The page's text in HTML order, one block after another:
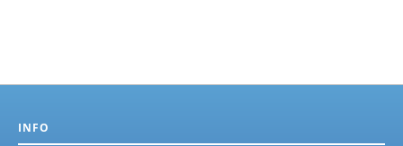
INFO